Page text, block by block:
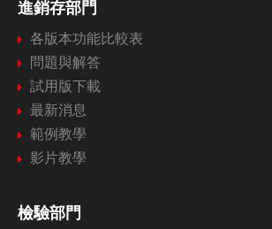
進銷存部門
各版本功能比較表
問題與解答
試用版下載
最新消息
範例教學
影片教學
檢驗部門